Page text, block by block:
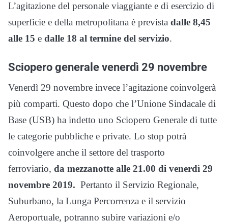
L’agitazione del personale viaggiante e di esercizio di
superficie e della metropolitana è prevista dalle 8,45
alle 15 e dalle 18 al termine del servizio.
Sciopero generale venerdì 29 novembre
Venerdì 29 novembre invece l’agitazione coinvolgerà
più comparti. Questo dopo che l’Unione Sindacale di
Base (USB) ha indetto uno Sciopero Generale di tutte
le categorie pubbliche e private. Lo stop potrà
coinvolgere anche il settore del trasporto
ferroviario, da mezzanotte alle 21.00 di venerdì 29
novembre 2019. Pertanto il Servizio Regionale,
Suburbano, la Lunga Percorrenza e il servizio
Aeroportuale, potranno subire variazioni e/o